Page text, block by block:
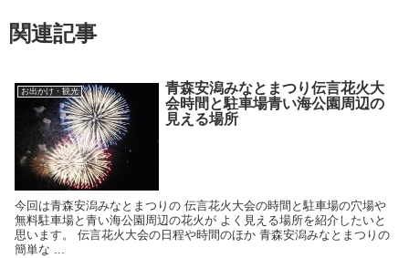
関連記事
お出かけ・観光
青森安潟みなとまつり伝言花火大
会時間と駐車場青い海公園周辺の
見える場所
今回は青森安潟みなとまつりの 伝言花火大会の時間と駐車場の穴場や
無料駐車場と青い海公園周辺の花火が よく見える場所を紹介したいと
思います。 伝言花火大会の日程や時間のほか 青森安潟みなとまつりの
簡単な ...